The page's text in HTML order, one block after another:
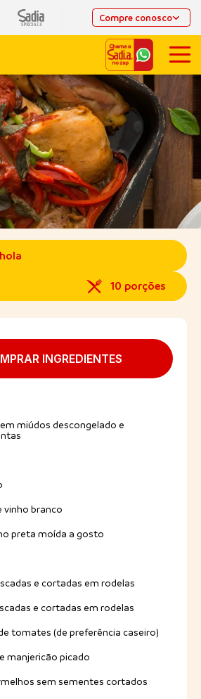
Compre conosco
10 porções
INGREDIENTES
miúdos descongelado e
vinho branco
preta moída a gosto
e cortadas em rodelas
e cortadas em rodelas
tomates (de preferência caseiro)
manjericão picado
sem sementes cortados